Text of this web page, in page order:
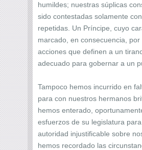
humildes; nuestras súplicas
sido contestadas solamente
repetidas. Un Príncipe, cuyo
marcado, en consecuencia, por
acciones que definen a un
adecuado para gobernar a un
Tampoco hemos incurrido en
para con nuestros hermanos
hemos enterado,
esfuerzos de su legislatura
autoridad injustificable sobre
hemos recordado las